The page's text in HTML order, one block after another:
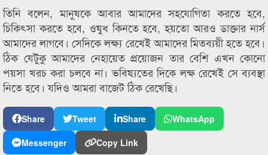
তিনি বলেন, মানুষকে আবার আমাদের সহযোগিতা করতে হবে,
চিকিৎসা করতে হবে, ওষুধ কিনতে হবে, হয়তো আরও ডাক্তার নার্স
আমাদের লাগবে। সেদিকে লক্ষ্য রেখেই আমাদের মিতব্যয়ী হতে হবে।
ঠিক যেটুকু আমাদের নেহায়েত প্রয়োজন তার বেশি এখন কোনো
পয়সা খরচ করা চলবে না। ভবিষ্যতের দিকে লক্ষ রেখেই সে ব্যবস্থা
নিতে হবে। যদিও আমরা বাজেট ঠিক রেখেছি।
Share Tweet Share
WhatsApp
Messenger
Copy Link